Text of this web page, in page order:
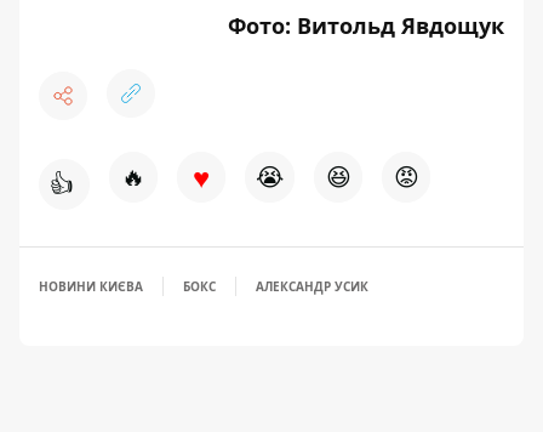
Фото: Витольд Явдощук
👍 🔥 ♥ 😭 😆 😡
НОВИНИ КИЄВА БОКС АЛЕКСАНДР УСИК